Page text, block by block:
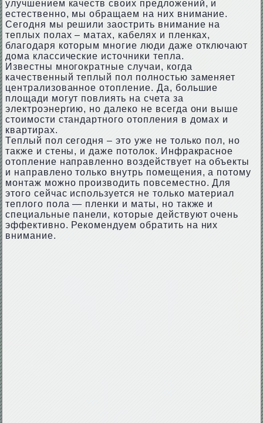
улучшением качеств своих предложений, и
естественно, мы обращаем на них внимание.
Сегодня мы решили заострить внимание на
теплых полах – матах, кабелях и пленках,
благодаря которым многие люди даже отключают
дома классические источники тепла.
Известны многократные случаи, когда
качественный теплый пол полностью заменяет
централизованное отопление. Да, большие
площади могут повлиять на счета за
электроэнергию, но далеко не всегда они выше
стоимости стандартного отопления в домах и
квартирах.
Теплый пол сегодня – это уже не только пол, но
также и стены, и даже потолок. Инфракрасное
отопление направленно воздействует на объекты
и направлено только внутрь помещения, а потому
монтаж можно производить повсеместно. Для
этого сейчас используется не только материал
теплого пола — пленки и маты, но также и
специальные панели, которые действуют очень
эффективно. Рекомендуем обратить на них
внимание.